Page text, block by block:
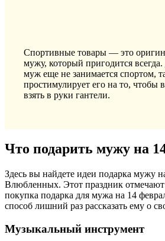
Спортивные товары — это
мужу, который пригодится
муж еще не занимается спортом,
простимулирует его на то, чтобы
взять в руки гантели.
Что подарить мужу на
Здесь вы найдете идеи подарка мужу
Влюбленных. Этот праздник
покупка подарка для мужа на 14
способ лишний раз рассказать ему о
Музыкальный инструмент